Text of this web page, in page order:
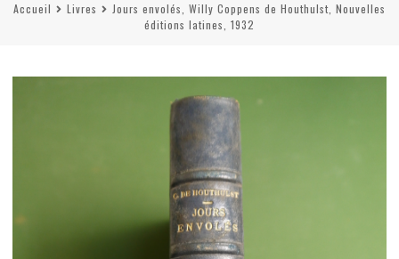
Accueil Livres
Jours envolés, Willy Coppens de Houthulst, Nouvelles
éditions latines, 1932